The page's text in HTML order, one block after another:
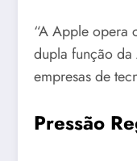
“A Apple opera
dupla função
empresas de
Pressão